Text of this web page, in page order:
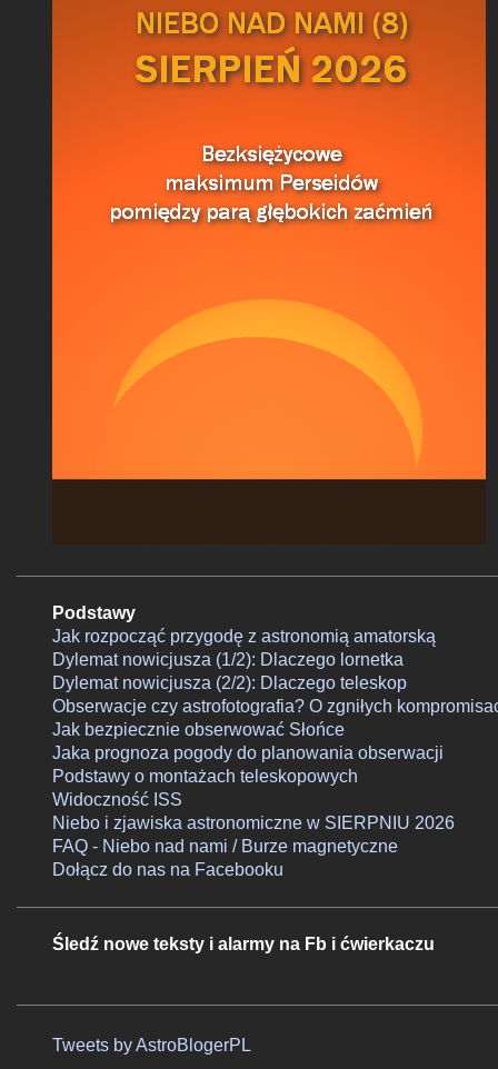
Podstawy
Jak rozpocząć przygodę z astronomią amatorską
Dylemat nowicjusza (1/2): Dlaczego lornetka
Dylemat nowicjusza (2/2): Dlaczego teleskop
Obserwacje czy astrofotografia? O zgniłych
Jak bezpiecznie obserwować Słońce
Jaka prognoza pogody do planowania obserwacji
Podstawy o montażach teleskopowych
Widoczność ISS
Niebo i zjawiska astronomiczne w SIERPNIU 2026
FAQ - Niebo nad nami / Burze magnetyczne
Dołącz do nas na Facebooku
Śledź nowe teksty i alarmy na Fb i ćwierkaczu
Tweets by AstroBlogerPL